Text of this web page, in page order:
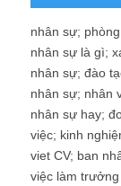
nhân sự;
nhân sự là gì;
nhân sự; đào
nhân sự; nhân
nhân sự hay;
việc; kinh
viet CV; ban
việc làm